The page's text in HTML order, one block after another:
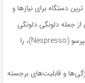
دستگاه برای نیازها و
از جمله دلونگی دلونگی
(DeLonghi)؛ نوا (Nova)؛ مباشی (Mebashi)؛ نسپرسو (Nespresso)، را
و قابلیت‌های برجسته